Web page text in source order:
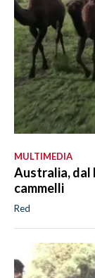
MULTIMEDIA
Australia, dal
cammelli
Red